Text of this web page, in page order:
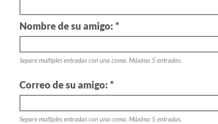
Nombre de su amigo: *
Separe multiples entradas con una coma. Máximo 5 entradas.
Correo de su amigo: *
Separe multiples entradas con una coma. Máximo 5 entradas.